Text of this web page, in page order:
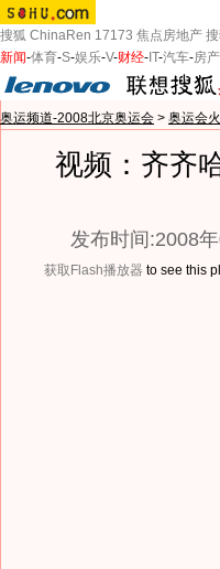
搜狐 ChinaRen 17173 焦点房地产
新闻-体育-S-娱乐-V-财经- IT-汽车-房产
奥运频道-2008北京奥运会 > 奥运会
视频：齐齐
发布时间:2008
获取Flash播放器 to see this